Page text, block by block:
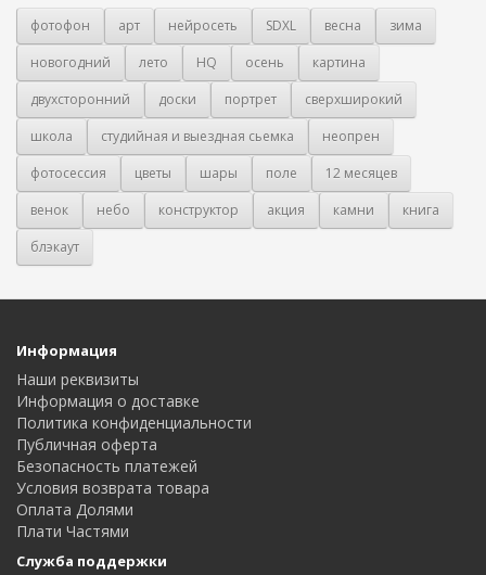
фотофон арт нейросеть SDXL весна
зима
новогодний
лето HQ осень
картина
двухсторонний
доски портрет
сверхширокий
школа
студийная и выездная сьемка
неопрен
фотосессия
цветы шары поле
12 месяцев
венок
небо конструктор акция камни
книга
блэкаут
Информация
Наши реквизиты
Информация о доставке
Политика конфиденциальности
Публичная оферта
Безопасность платежей
Условия возврата товара
Оплата Долями
Плати Частями
Служба поддержки